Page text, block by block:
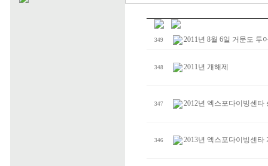
349 2011년 8월 6일 거문도 투
348 2011년 개해제
347 2012년 엑스포다이빙센타
346 2013년 엑스포다이빙센타